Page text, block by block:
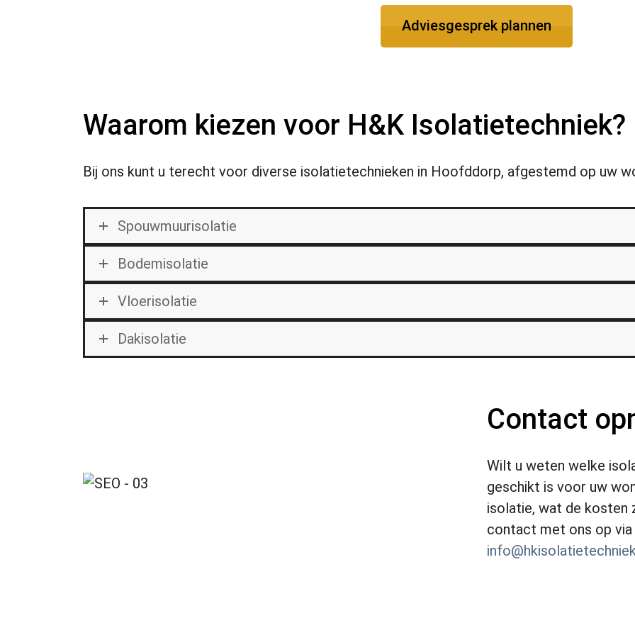
Adviesgesprek plannen
Waarom kiezen voor H&K Isolatietechniek?
Bij ons kunt u terecht voor diverse isolatietechnieken in Hoofddorp, afgestemd op uw
Spouwmuurisolatie
Bodemisolatie
Vloerisolatie
Dakisolatie
Contact
Wilt u weten welke
geschikt is voor uw
isolatie, wat de kosten
contact met ons op via